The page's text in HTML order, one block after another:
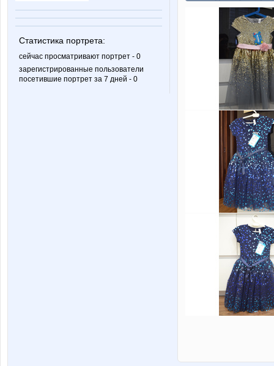
Статистика портрета:
сейчас просматривают портрет - 0
зарегистрированные пользователи
посетившие портрет за 7 дней - 0